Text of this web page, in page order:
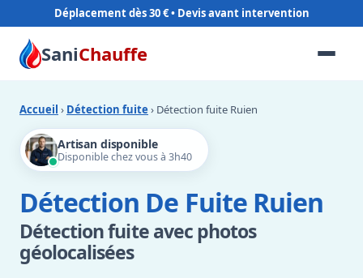
Déplacement dès 30 €
SaniChauffe
Accueil › Détection fuite › Détection fuite Ruien
Artisan disponible
Disponible chez vous à 3h40
Détection De Fuite Ruien
Détection fuite avec photos
géolocalisées